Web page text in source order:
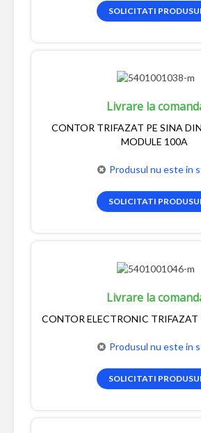
SOLICITATI
Livrare la
CONTOR TRIFAZAT PE SINA
MODULE 100A
Produsul nu este in
SOLICITATI
Livrare la
CONTOR ELECTRONIC
Produsul nu este in
SOLICITATI